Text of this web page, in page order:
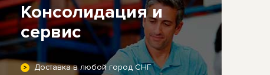
Консолидация и
сервис
Доставка в любой город СНГ